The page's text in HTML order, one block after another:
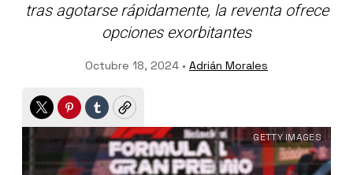
tras agotarse rápidamente, la reventa ofrece
opciones exorbitantes
Octubre 18, 2024 • Adrián Morales
TwitterPinterest
TumblrCopy
GETTY IMAGES